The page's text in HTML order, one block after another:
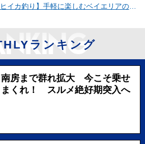
ランキング
南房まで群れ拡大 今こそ乗せ
まくれ！ スルメ絶好期突入へ